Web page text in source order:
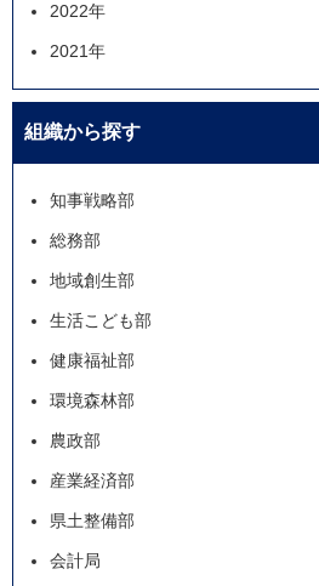
2022年
2021年
組織から探す
知事戦略部
総務部
地域創生部
生活こども部
健康福祉部
環境森林部
農政部
産業経済部
県土整備部
会計局